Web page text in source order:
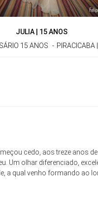
JULIA | 15 ANOS
15 ANOS
PIRACICABA
cedo, aos treze anos de
Um olhar diferenciado,
a qual venho formando ao